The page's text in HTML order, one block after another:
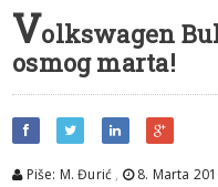
Volkswagen
osmog marta!
Piše: M. Đurić , 8. Marta